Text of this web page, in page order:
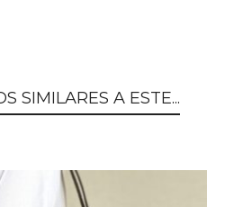
SIMILARES A ESTE...